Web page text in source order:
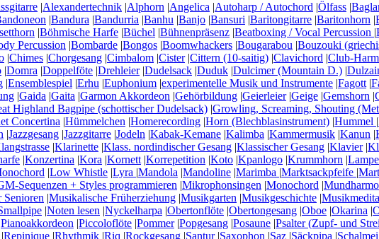
|Alexandertechnik |Alphorn |Angelica |Autoharp / Autochord |Ölfass |
|Bandura |Bandurria |Banhu |Banjo |Bansuri |Baritongitarre |Baritonhorn |
|Böhmische Harfe |Büchel |Bühnenpräsenz |Beatboxing / Vocal Percussion |
Percussion |Bombarde |Bongos |Boomwhackers |Bougarabou |Bouzouki
|Chimes |Chorgesang |Cimbalom |Cister|Cittern (10-saitig) |Clavichord |Club-
|Domra |Doppelföte |Drehleier|Dudelsack |Duduk |Dulcimer (Mountain D.) |
|Ensemblespiel |Erhu |Euphonium |experimentelle Musik und Instrumente |Fagott|
|Gaida |Gaita |Garmon Akkordeon |Gehörbildung |Geierleier|Geige |Gemshorn |
Highland Bagpipe (schottischer Dudelsack) |Growling, Screaming, Shouting
Concertina |Hümmelchen |Homerecording |Horn (Blechblasinstrument) |Hummel |
|Jazzgesang |Jazzgitarre |Jodeln |Kabak-Kemane |Kalimba |Kammermusik |Kanun |
|Klarinette |Klass. nordindischer Gesang |Klassischer Gesang |Klavier|
|Konzertina |Kora |Kornett|Korrepetition |Koto |Kpanlogo |Krummhorn |
|Low Whistle |Lyra |Mandola |Mandoline |Marimba |Marktsackpfeife |
Sequenzen + Styles programmieren |Mikrophonsingen |Monochord |
|Musikalische Früherziehung |Musikgarten |Musikgeschichte |
|Noten lesen |Nyckelharpa |Obertonflöte |Obertongesang |Oboe |Okarina |
Pianoakkordeon |Piccoloflöte |Pommer|Popgesang |Posaune |Psalter (Zupf- und
|Repinique |Rhythmik |Riq |Rockgesang |Santur|Saxophon |Saz |Säckpipa |